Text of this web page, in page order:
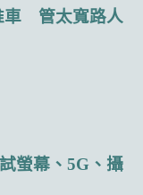
車 管太寬路人
螢幕、5G、攝